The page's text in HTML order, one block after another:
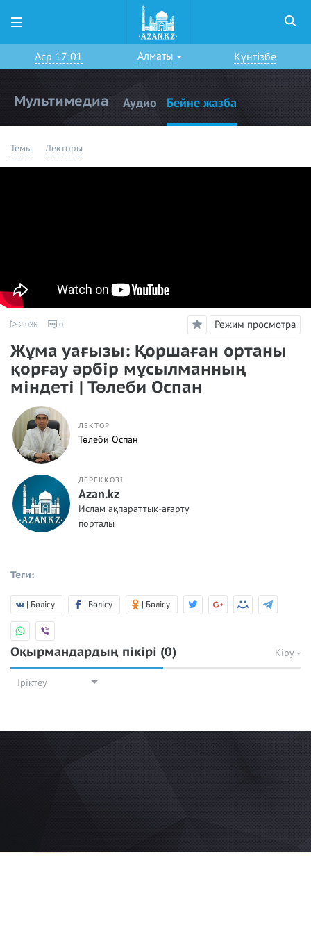
Аср 17:01 Алматы Күнтізбе
Мультимедиа Аудио Бейне жазба
Темы Лекторы
Режим просмотра
2 036 0
Жұма уағызы: Қоршаған ортаны
қорғау әрбір мұсылманның
міндеті | Төлеби Оспан
ЛЕКТОР
Төлеби Оспан
ДЕРЕККӨЗІ
Azan.kz
Ислам ақпараттық-ағарту
порталы
Теги:
| Бөлісу | Бөлісу | Бөлісу
Оқырмандардың пікірі (0) Кіру
Іріктеу